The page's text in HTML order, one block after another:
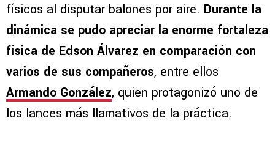
físicos al disputar balones por aire. Durante la
dinámica se pudo apreciar la enorme fortaleza
física de Edson Álvarez en comparación con
varios de sus compañeros, entre ellos
Armando González, quien protagonizó uno de
los lances más llamativos de la práctica.